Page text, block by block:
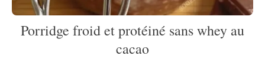
Porridge froid et protéiné sans whey au
cacao